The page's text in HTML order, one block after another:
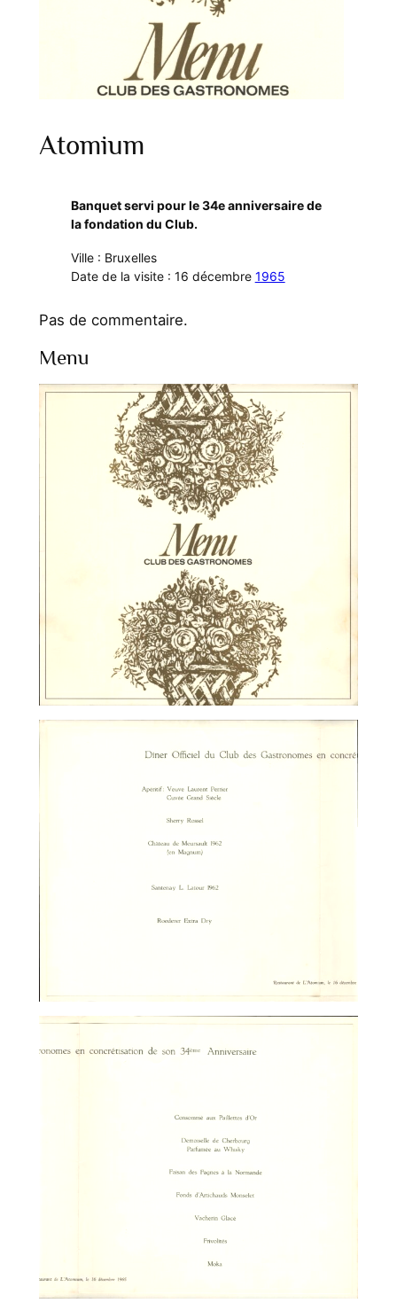
Atomium
Banquet servi pour le 34e anniversaire de
la fondation du Club.
Ville : Bruxelles
Date de la visite : 16 décembre 1965
Pas de commentaire.
Menu